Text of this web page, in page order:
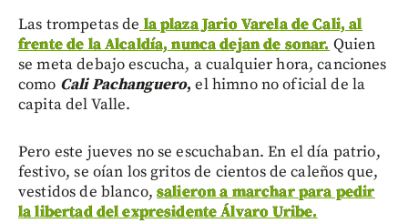
Las trompetas de la plaza Jario Varela de Cali, al
frente de la Alcaldía, nunca dejan de sonar. Quien
se meta debajo escucha, a cualquier hora, canciones
como Cali Pachanguero, el himno no oficial de la
capita del Valle.
Pero este jueves no se escuchaban. En el día patrio,
festivo, se oían los gritos de cientos de caleños que,
vestidos de blanco, salieron a marchar para pedir
la libertad del expresidente Álvaro Uribe.